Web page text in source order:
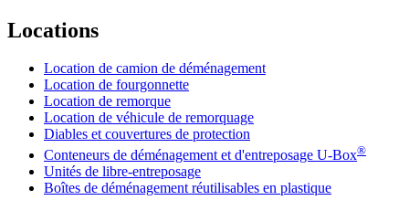
Locations
Location de camion de déménagement
Location de fourgonnette
Location de remorque
Location de véhicule de remorquage
Diables et couvertures de protection
Conteneurs de déménagement et d'entreposage U-Box®
Unités de libre-entreposage
Boîtes de déménagement réutilisables en plastique